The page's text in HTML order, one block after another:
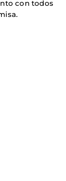
con todos